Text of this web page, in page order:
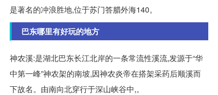
是著名的冲浪胜地,位于苏门答腊外海140。
巴东哪里有好玩的地方
神农溪:是湖北巴东长江北岸的一条常流性溪流,发源于“华
中第一峰”神农架的南坡,因神农炎帝在搭架采药后顺溪而
下故名。由南向北穿行于深山峡谷中,。